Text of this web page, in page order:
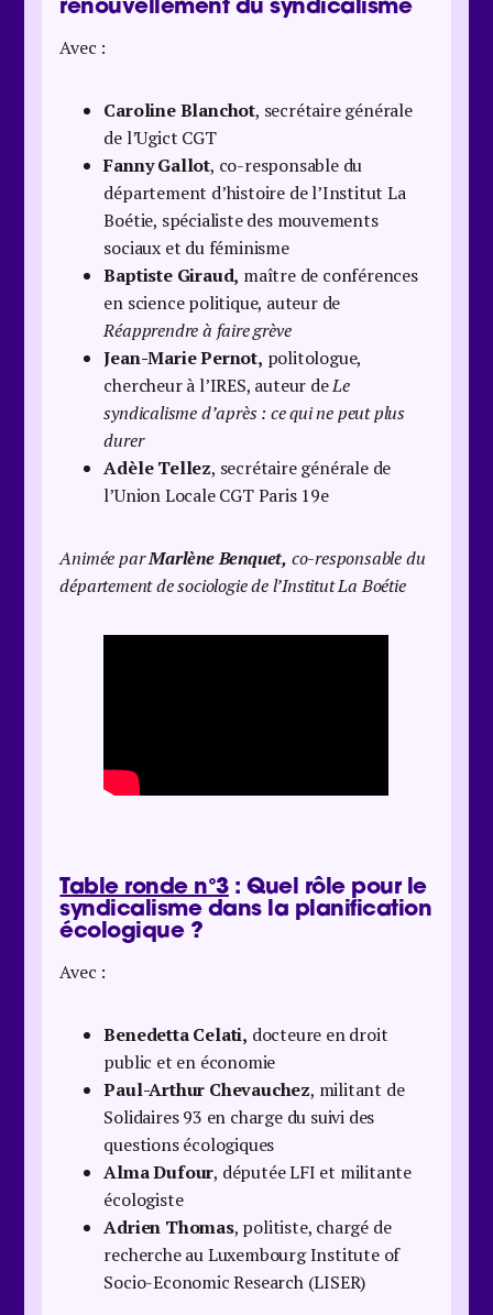
Avec :
Caroline Blanchot, secrétaire générale
de l’Ugict CGT
Fanny Gallot, co-responsable du
département d’histoire de l’Institut La
Boétie, spécialiste des mouvements
sociaux et du féminisme
Baptiste Giraud, maître de conférences
en science politique, auteur de
Réapprendre à faire grève
Jean-Marie Pernot, politologue,
chercheur à l’IRES, auteur deLe
syndicalisme d’après : ce qui ne peut plus
durer
Adèle Tellez, secrétaire générale de
l’Union Locale CGT Paris 19e
Animée parMarlène Benquet, co-responsable du
département de sociologie de l’Institut La Boétie
Table ronde n°3: Quel rôle pour le
syndicalisme dans la planification
écologique ?
Avec :
Benedetta Celati, docteure en droit
public et en économie
Paul-Arthur Chevauchez, militant de
Solidaires 93 en charge du suivi des
questions écologiques
Alma Dufour, députée LFI et militante
écologiste
Adrien Thomas, politiste, chargé de
recherche au Luxembourg Institute of
Socio-Economic Research (LISER)